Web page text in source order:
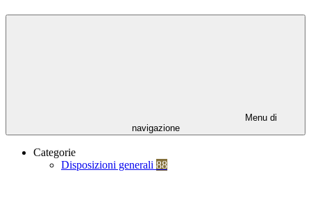
Menu di
navigazione
Categorie
Disposizioni generali 88